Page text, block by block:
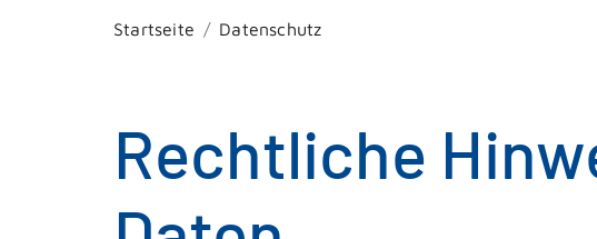
Startseite Datenschutz
Rechtliche